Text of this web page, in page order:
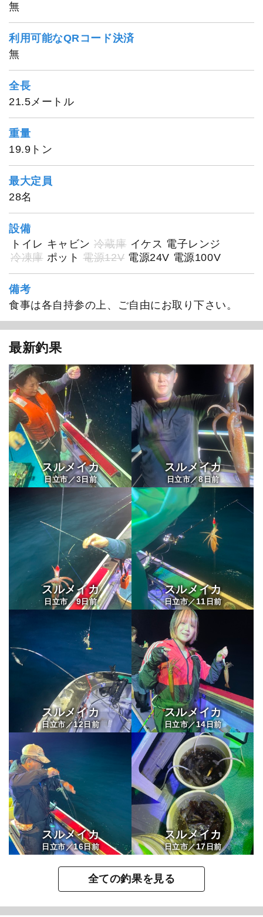
無
利用可能なQRコード決済
無
全長
21.5メートル
重量
19.9トン
最大定員
28名
設備
トイレ キャビン 冷蔵庫 イケス 電子レンジ
冷凍庫 ポット 電源12V 電源24V 電源100V
備考
食事は各自持参の上、ご自由にお取り下さい。
最新釣果
スルメイカ
日立市／3日前
スルメイカ
日立市／8日前
スルメイカ
日立市／9日前
スルメイカ
日立市／11 日前
スルメイカ
日立市／12日前
スルメイカ
日立市／14日前
スルメイカ
日立市／16日前
スルメイカ
日立市／17日前
全ての釣果を見る